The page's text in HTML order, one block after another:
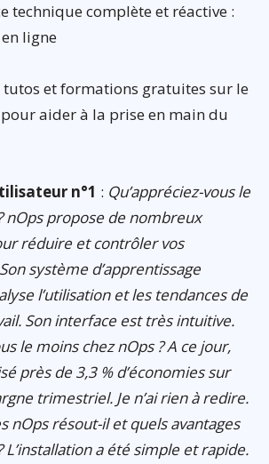
technique complète et réactive :
ligne
et formations gratuites sur le
aider à la prise en main du
n°1 : Qu’appréciez-vous le
nOps propose de nombreux
réduire et contrôler vos
système d’apprentissage
l’utilisation et les tendances de
Son interface est très intuitive.
le moins chez nOps ? A ce jour,
près de 3,3 % d’économies sur
trimestriel. Je n’ai rien à redire.
nOps résout-il et quels avantages
L’installation a été simple et rapide.